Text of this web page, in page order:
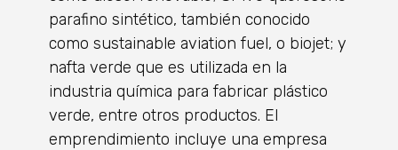
parafino sintético, también conocido
como sustainable aviation fuel, o biojet; y
nafta verde que es utilizada en la
industria química para fabricar plástico
verde, entre otros productos. El
emprendimiento incluye una empresa